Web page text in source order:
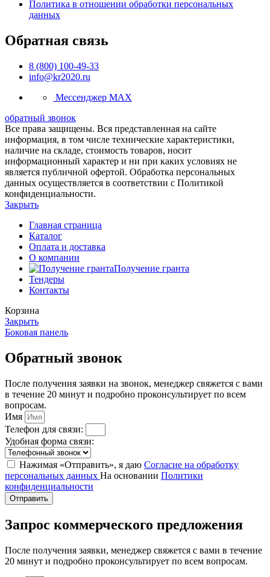
Политика в отношении обработки персональных
данных
Обратная связь
8 (800) 100-49-33
info@kr2020.ru
Мессенджер MAX
обратный звонок
Все права защищены. Вся представленная на сайте
информация, в том числе технические характеристики,
наличие на складе, стоимость товаров, носит
информационный характер и ни при каких условиях не
является публичной офертой. Обработка персональных
данных осуществляется в соответствии с Политикой
конфиденциальности.
Закрыть
Главная страница
Каталог
Оплата и доставка
О компании
Получение гранта
Тендеры
Контакты
Корзина
Закрыть
Боковая панель
Обратный звонок
После получения заявки на звонок, менеджер свяжется с вами
в течение 20 минут и подробно проконсультирует по всем
вопросам.
Имя
Телефон для связи:
Удобная форма связи:
Нажимая «Отправить», я даю Согласие на обработку
персональных данных На основании Политики
конфиденциальности
Отправить
Запрос коммерческого предложения
После получения заявки, менеджер свяжется с вами в течение
20 минут и подробно проконсультирует по всем вопросам.